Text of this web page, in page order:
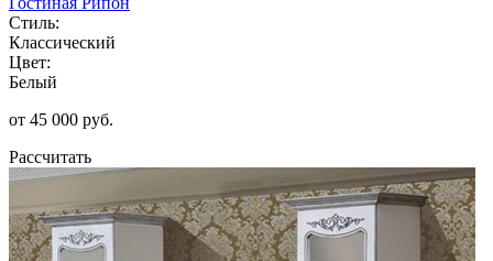
Стиль:
Классический
Цвет:
Белый
от 45 000 руб.
Рассчитать